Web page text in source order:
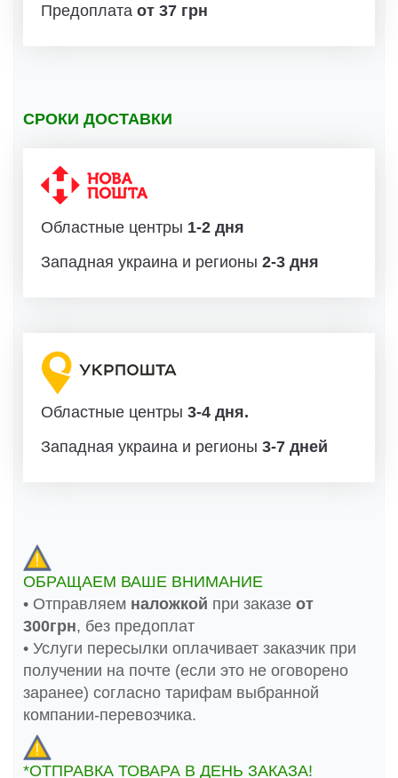
Предоплата от 37 грн
СРОКИ ДОСТАВКИ
Областные центры 1-2 дня
Западная украина и регионы 2-3 дня
Областные центры 3-4 дня.
Западная украина и регионы 3-7 дней
ОБРАЩАЕМ ВАШЕ ВНИМАНИЕ
• Отправляем наложкой при заказе от
300грн, без предоплат
• Услуги пересылки оплачивает заказчик при
получении на почте (если это не оговорено
заранее) согласно тарифам выбранной
компании-перевозчика.
*ОТПРАВКА ТОВАРА В ДЕНЬ ЗАКАЗА!